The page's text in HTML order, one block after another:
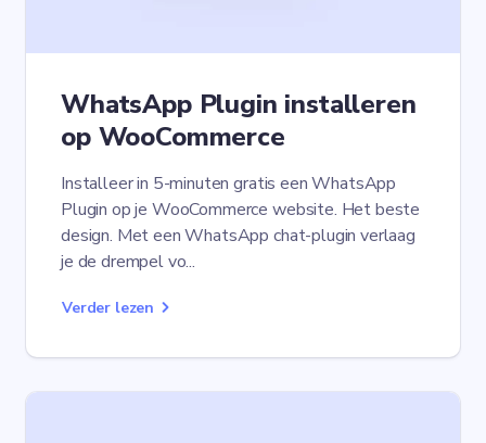
WhatsApp Plugin installeren
op WooCommerce
Installeer in 5-minuten gratis een WhatsApp
Plugin op je WooCommerce website. Het beste
design. Met een WhatsApp chat-plugin verlaag
je de drempel vo...
Verder lezen